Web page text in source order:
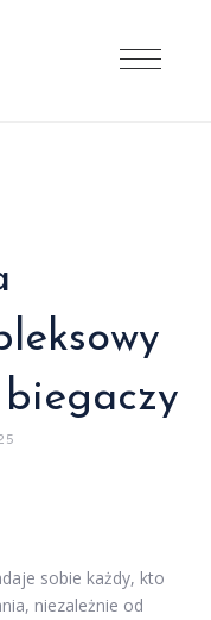
sobie każdy, kto
niezależnie od